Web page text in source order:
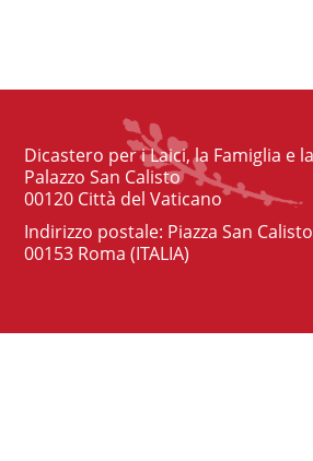
Dicastero per i Laici, la Famiglia e
Palazzo San Calisto
00120 Città del Vaticano
Indirizzo postale: Piazza San
00153 Roma (ITALIA)